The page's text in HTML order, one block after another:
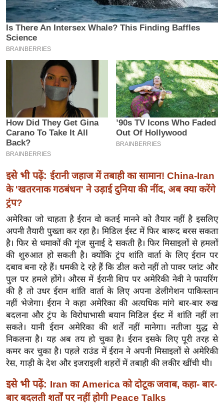
इ
म
ई
-
पे
मि
सा
ल
मि
सा
ल
श
ख्सि
य
त
यं
ग
इं
डि
या
सा
हि
त्य
ज
ग
त
इसे भी पढ़ें: ईरानी जहाज में तबाही का सामान! China-Iran
के 'खतरनाक गठबंधन' ने उड़ाई दुनिया की नींद, अब क्या करेंगे
ट्रंप?
अमेरिका जो चाहता है ईरान वो कतई मानने को तैयार नहीं है इसलिए
अपनी तैयारी पुख्ता कर रहा है। मिडिल ईस्ट में फिर बारूद बरस सकता
है। फिर से धमाकों की गूंज सुनाई दे सकती है। फिर मिसाइलों से हमलों
की शुरुआत हो सकती है। क्योंकि ट्रंप शांति वार्ता के लिए ईरान पर
दबाव बना रहे हैं। धमकी दे रहे हैं कि डील करो नहीं तो पावर प्लांट और
पुल पर हमले होंगे। औरस में ईरानी शिप पर अमेरिकी नेवी ने फायरिंग
की है तो उधर ईरान शांति वार्ता के लिए अपना डेलीगेशन पाकिस्तान
नहीं भेजेगा। ईरान ने कहा अमेरिका की अत्यधिक मांगे बार-बार रुख
बदलना और ट्रंप के विरोधाभासी बयान मिडिल ईस्ट में शांति नहीं ला
सकते। यानी ईरान अमेरिका की शर्तें नहीं मानेगा। नतीजा युद्ध से
निकलना है। यह अब तय हो चुका है। ईरान इसके लिए पूरी तरह से
कमर कर चुका है। पहले राउंड में ईरान ने अपनी मिसाइलों से अमेरिकी
रेस, गाड़ी के देश और इजराइली शहरों में तबाही की लकीर खींची थी।
इसे भी पढ़ें: Iran का America को दोटूक जवाब, कहा- बार-
बार बदलती शर्तों पर नहीं होगी Peace Talks